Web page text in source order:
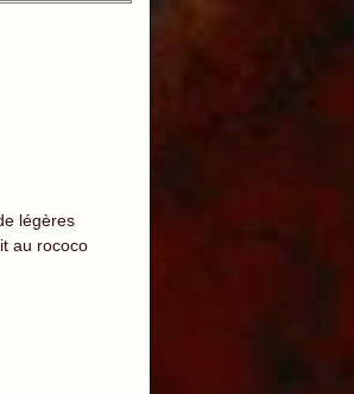
légères
au rococo